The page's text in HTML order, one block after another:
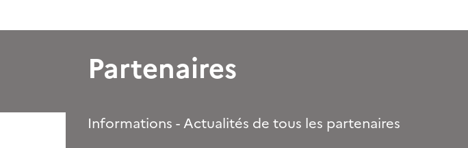
Partenaires
Informations - Actualités de tous les partenaires